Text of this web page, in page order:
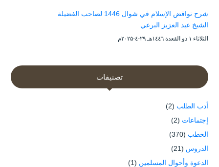
شرح نواقض الإسلام في شوال 1446 لصاحب الفضيلة
الشيخ عبد العزيز البرعي
الثلاثاء ۱ ذو القعدة ۱٤٤٦هـ ۲۹-٤-۲۰۲۵م
تصنيفات
أدب الطلب (2)
إجتماعات (2)
الخطب (370)
الدروس (21)
الدعوة وأحوال المسلمين (1)